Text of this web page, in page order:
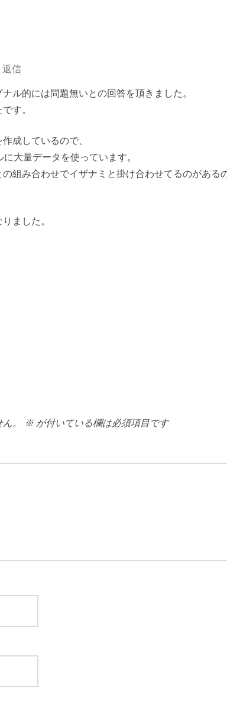
返信
ル的には問題無いとの回答を頂きました。
す。
成しているので、
大量データを使っています。
組み合わせでイザナミと掛け合わせてるのがある
ました。
。 ※ が付いている欄は必須項目です